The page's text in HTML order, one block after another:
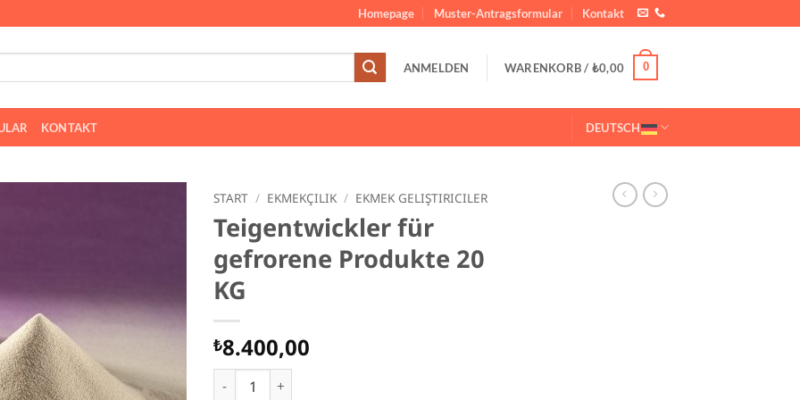
Homepage Muster-Antragsformular Kontakt
ANMELDEN WARENKORB / ₺0,00 0
KONTAKT DEUTSCH
START / EKMEKÇILIK / EKMEK GELIŞTIRICILER
Teigentwickler für
gefrorene Produkte 20
KG
₺8.400,00
Teigentwickler für gefrorene Produkte 20 KG Menge